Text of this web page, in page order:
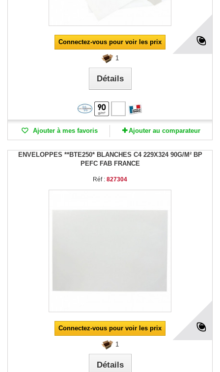
Connectez-vous pour voir les prix
1
Détails
Ajouter à mes favoris Ajouter au comparateur
ENVELOPPES **BTE250* BLANCHES C4 229X324 90G/M² BP
PEFC FAB FRANCE
Réf : 827304
Connectez-vous pour voir les prix
1
Détails